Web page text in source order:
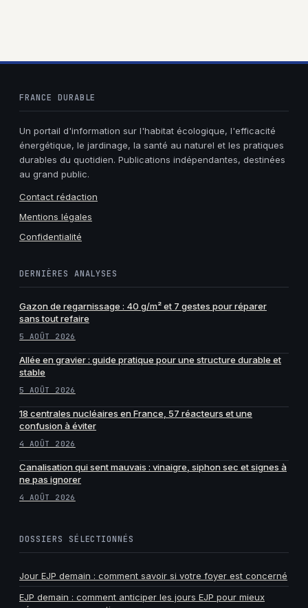
FRANCE DURABLE
Un portail d'information sur l'habitat écologique, l'efficacité
énergétique, le jardinage, la santé au naturel et les pratiques
durables du quotidien. Publications indépendantes, destinées
au grand public.
Contact rédaction
Mentions légales
Confidentialité
DERNIÈRES ANALYSES
Gazon de regarnissage : 40 g/m² et 7 gestes pour réparer
sans tout refaire
5 AOÛT 2026
Allée en gravier : guide pratique pour une structure durable et
stable
5 AOÛT 2026
18 centrales nucléaires en France, 57 réacteurs et une
confusion à éviter
4 AOÛT 2026
Canalisation qui sent mauvais : vinaigre, siphon sec et signes à
ne pas ignorer
4 AOÛT 2026
DOSSIERS SÉLECTIONNÉS
Jour EJP demain : comment savoir si votre foyer est concerné
EJP demain : comment anticiper les jours EJP pour mieux